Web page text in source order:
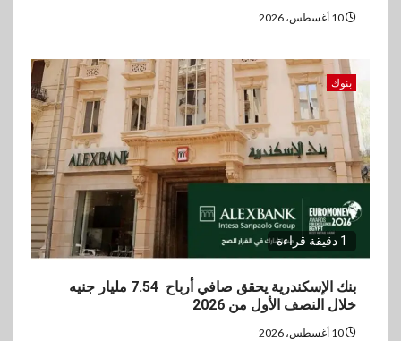
بنوك
1 دقيقة قراءة
بنك الإسكندرية يحقق صافي أرباح 7.54 مليار جنيه
خلال النصف الأول من 2026